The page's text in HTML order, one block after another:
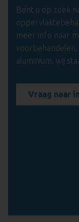
Bent u op zoek
meer info naar
aluminium, wij
Vraag naar